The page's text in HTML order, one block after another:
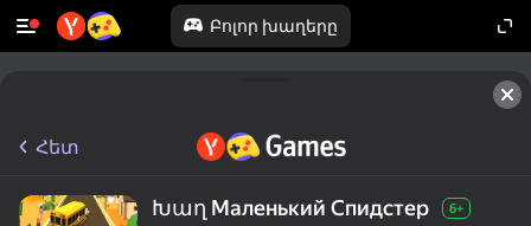
Բոլոր խաղերը
Հետ
Խաղ Маленький Спидстер 6+